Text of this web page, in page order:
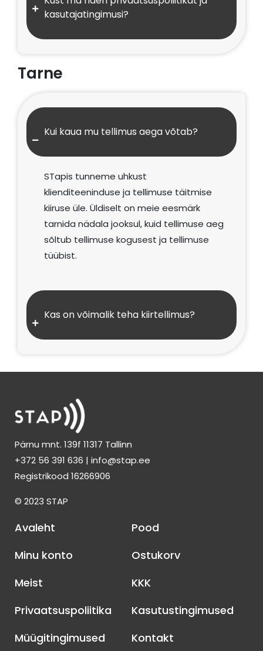
kasutajatingimusi?
Tarne
Kui kaua mu tellimus aega võtab?
STapis tunneme uhkust
klienditeeninduse ja tellimuse täitmise
kiiruse üle. Üldiselt on meie eesmärk
tarnida nädala jooksul, kuid tellimuse aeg
sõltub tellimuse kogusest ja tellimuse
tüübist.
Kas on võimalik teha kiirtellimus?
Pärnu mnt. 139f 11317 Tallinn
+372 56 391 636 | info@stap.ee
Registrikood 16266906
© 2023 STAP
Avaleht
Pood
Minu konto
Ostukorv
Meist
KKK
Privaatsuspoliitika
Kasutustingimused
Müügitingimused
Kontakt